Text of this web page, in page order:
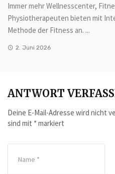
Immer mehr Wellnesscenter,
Physiotherapeuten bieten mit
Methode der Fitness an. ...
2. Juni 2026
ANTWORT
Deine E-Mail-Adresse wird nicht
sind mit *markiert